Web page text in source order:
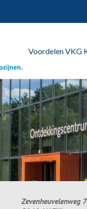
Voordelen VKG
Zevenheuvelenweg